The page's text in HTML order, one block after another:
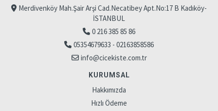
Merdivenköy Mah.Şair Arşi Cad.Necatibey Apt.No:17 B Kadıköy-
İSTANBUL
0 216 385 85 86
05354679633 - 02163858586
info@cicekiste.com.tr
KURUMSAL
Hakkımızda
Hızlı Ödeme